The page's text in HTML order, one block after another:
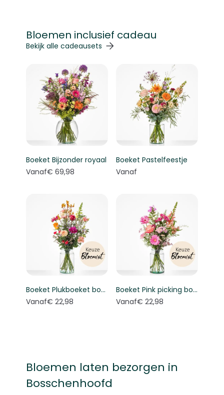
Bloemen inclusief cadeau
Navigeren door de elementen van de carrousel is
Druk om carrousel over te slaan
Bekijk alle cadeausets
Boeket Bijzonder royaal
Vanaf€ 69,98
Boeket Pastelfeestje
Vanaf
Boeket Plukboeket bont - Keuze bloemist
Vanaf€ 22,98
Boeket Pink picking bouquet - Florist's choice
Vanaf€ 22,98
Bloemen laten bezorgen in
Bosschenhoofd